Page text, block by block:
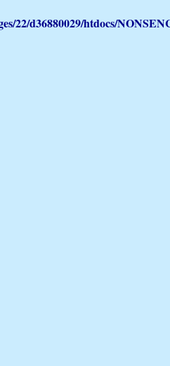
22/d36880029/htdocs/